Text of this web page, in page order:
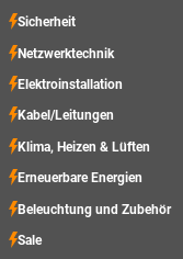
Sicherheit
Netzwerktechnik
Elektroinstallation
Kabel/Leitungen
Klima, Heizen & Lüften
Erneuerbare Energien
Beleuchtung und Zubehör
Sale